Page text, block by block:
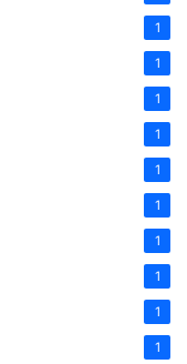
1
1
1
1
1
1
1
1
1
1